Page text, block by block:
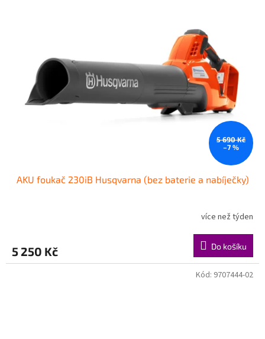
5 690 Kč
–7 %
AKU foukač 230iB Husqvarna (bez baterie a nabíječky)
více než týden
5 250 Kč Do košíku
Kód: 9707444-02